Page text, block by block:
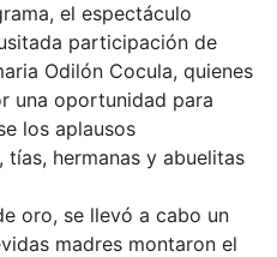
el espectáculo
participación de
Odilón Cocula, quienes
una oportunidad para
los aplausos
hermanas y abuelitas
oro, se llevó a cabo un
madres montaron el